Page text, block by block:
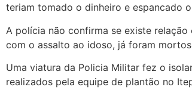
teriam tomado o dinheiro e espancado
A polícia não confirma se existe
com o assalto ao idoso, já foram
Uma viatura da Policia Militar fez o
realizados pela equipe de plantão no